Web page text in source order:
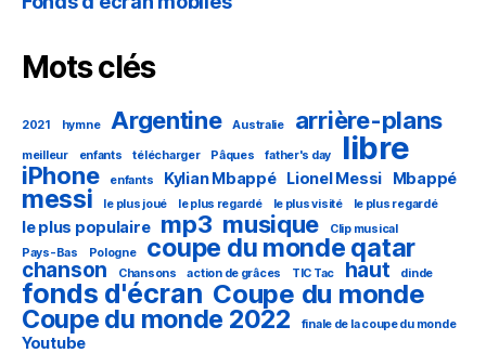
Mots clés
2021 hymne Argentine Australie arrière-plans
meilleur enfants télécharger Pâques father's day libre
iPhone enfants Kylian Mbappé Lionel Messi Mbappé
messi le plus joué le plus regardé le plus visité le plus regardé
le plus populaire mp3 musique
Clip musical
Pays-Bas
Pologne coupe du monde qatar
chanson Chansons action de grâces TIC Tac haut dinde
fonds d'écran Coupe du monde
Coupe du monde 2022 finale de la coupe du monde
Youtube